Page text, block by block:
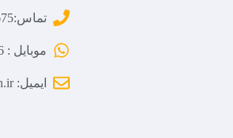
تماس:34452675 - 34456830 -061
موبایل : 09160570306
ایمیل: info[at]it-iranian.ir